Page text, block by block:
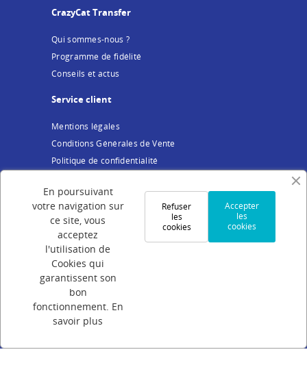
CrazyCat Transfer
Qui sommes-nous ?
Programme de fidélité
Conseils et actus
Service client
Mentions légales
Conditions Générales de Vente
Politique de confidentialité
Votre compte
Connexion
Création de compte
Suivi de commande
Programme de parrainage
En poursuivant
votre navigation sur
ce site, vous
acceptez
l'utilisation de
Cookies qui
garantissent son
bon
fonctionnement. En
savoir plus
Accepter
les
cookies
Refuser
les
cookies